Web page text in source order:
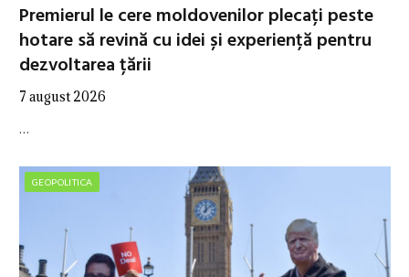
Premierul le cere moldovenilor plecați peste
hotare să revină cu idei și experiență pentru
dezvoltarea țării
7 august 2026
…
GEOPOLITICA